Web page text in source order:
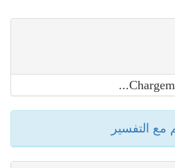
مع التفسير